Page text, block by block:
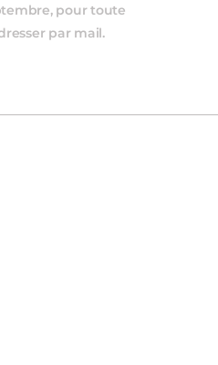
pour toute
par mail.